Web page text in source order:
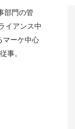
部門の管
イアンス中
マーケ中心
事。